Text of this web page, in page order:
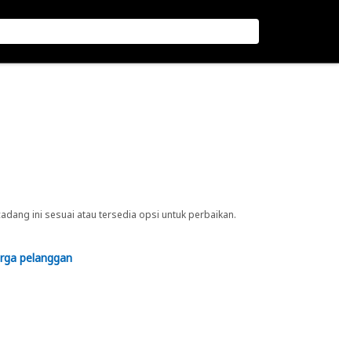
ini sesuai atau tersedia opsi untuk perbaikan.
pelanggan